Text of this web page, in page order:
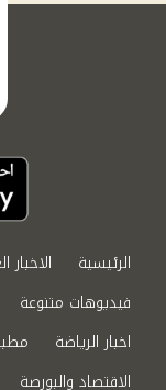
الرئيسية الاخبار
فيديوهات متنوعة
اخبار الرياضة
الاقتصاد والبورصة